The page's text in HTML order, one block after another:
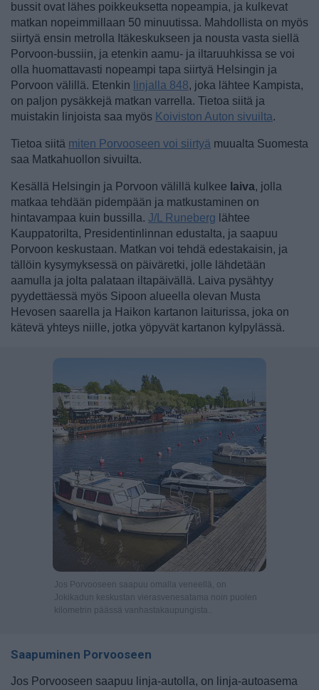
bussit ovat lähes poikkeuksetta nopeampia, ja kulkevat
matkan nopeimmillaan 50 minuutissa. Mahdollista on myös
siirtyä ensin metrolla Itäkeskukseen ja nousta vasta siellä
Porvoon-bussiin, ja etenkin aamu- ja iltaruuhkissa se voi
olla huomattavasti nopeampi tapa siirtyä Helsingin ja
Porvoon välillä. Etenkin linjalla 848, joka lähtee Kampista,
on paljon pysäkkejä matkan varrella. Tietoa siitä ja
muistakin linjoista saa myös Koiviston Auton sivuilta.
Tietoa siitä miten Porvooseen voi siirtyä muualta Suomesta
saa Matkahuollon sivuilta.
Kesällä Helsingin ja Porvoon välillä kulkee laiva, jolla
matkaa tehdään pidempään ja matkustaminen on
hintavampaa kuin bussilla. J/L Runeberg lähtee
Kauppatorilta, Presidentinlinnan edustalta, ja saapuu
Porvoon keskustaan. Matkan voi tehdä edestakaisin, ja
tällöin kysymyksessä on päiväretki, jolle lähdetään
aamulla ja jolta palataan iltapäivällä. Laiva pysähtyy
pyydettäessä myös Sipoon alueella olevan Musta
Hevosen saarella ja Haikon kartanon laiturissa, joka on
kätevä yhteys niille, jotka yöpyvät kartanon kylpylässä.
Jos Porvooseen saapuu omalla veneellä, on
Jokikadun keskustan vierasvenesatama noin puolen
kilometrin päässä vanhastakaupungista..
Saapuminen Porvooseen
Jos Porvooseen saapuu linja-autolla, on linja-autoasema